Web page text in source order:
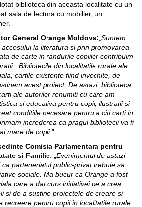
biblioteca din aceasta localitate cu un
sala de lectura cu mobilier, un
General Orange Moldova: Suntem
la literatura si prin promovarea
de carte in randurile copiilor contribuim
Bibliotecile din localitatile rurale ale
cartile existente fiind invechite, de
acest proiect. De astazi, biblioteca
ale autorilor renumiti cu care am
si educativa pentru copii, ilustratii si
conditiile necesare pentru a citi carti in
increderea ca pragul bibliotecii va fi
mare de copii.”
Comisia Parlamentara pentru
si Familie: „ Evenimentul de astazi
parteneriatul public-privat trebuie sa
sociale. Ma bucur ca Orange a fost
care a dat curs initiativei de a crea
si de a sustine proiectele de creare si
recreere pentru copii in localitatile rurale